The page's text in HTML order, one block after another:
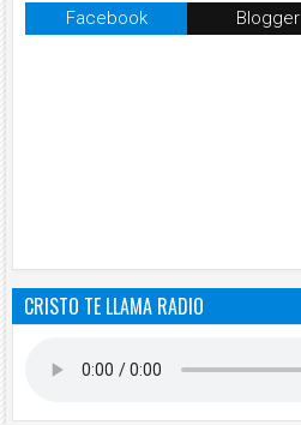
Facebook Blogger
CRISTO TE LLAMA RADIO